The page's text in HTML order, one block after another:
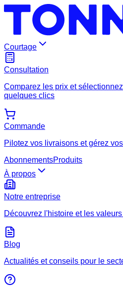
Courtage
Consultation
Comparez les prix et
quelques clics
Commande
Pilotez vos livraisons et gérez
AbonnementsProduits
À propos
Notre entreprise
Découvrez l'histoire et les
Blog
Actualités et conseils pour le